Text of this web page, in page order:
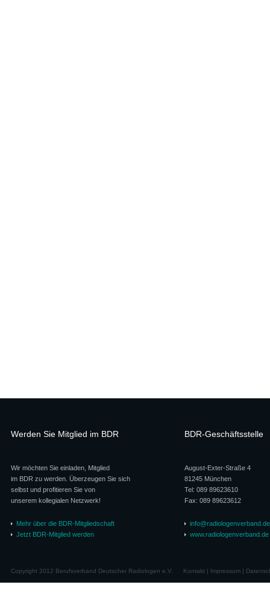
Werden Sie Mitglied im BDR
Wir möchten Sie einladen, Mitglied
im BDR zu werden. Überzeugen Sie sich
selbst und profitieren Sie von
unserem kollegialen Netzwerk!
Mehr über die BDR-Mitgliedschaft
Jetzt BDR-Mitglied werden
BDR-Geschäftsstelle
August-Exter-Straße 4
81245 München
Tel: 089 89623610
Fax: 089 89623612
info@radiologenverband.de
www.radiologenverband.de
Copyright 2012 Berufsverband Deutscher Radiologen e.V. Kontakt| Impressum|